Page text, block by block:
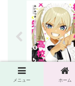
メニュー ホーム